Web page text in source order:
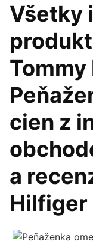
Všetky
cien z
a
Hilfiger